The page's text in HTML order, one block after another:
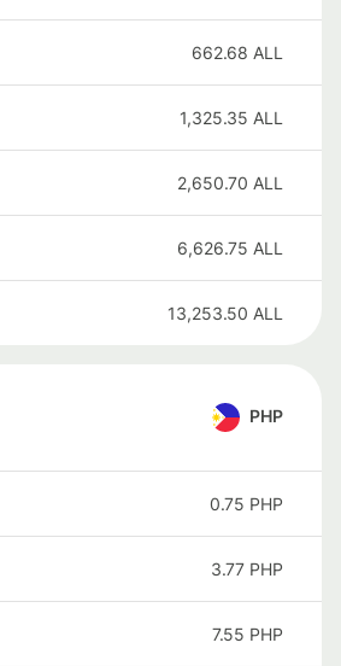
662.68 ALL
1,325.35 ALL
2,650.70 ALL
6,626.75 ALL
13,253.50 ALL
PHP
0.75 PHP
3.77 PHP
7.55 PHP